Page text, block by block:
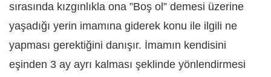
sırasında kızgınlıkla ona ”Boş ol” demesi üzerine
yaşadığı yerin imamına giderek konu ile ilgili ne
yapması gerektiğini danışır. İmamın kendisini
eşinden 3 ay ayrı kalması şeklinde yönlendirmesi